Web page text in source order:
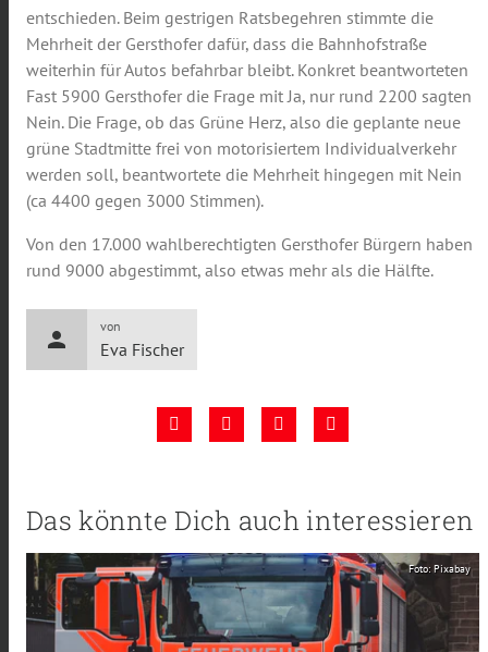
entschieden. Beim gestrigen Ratsbegehren stimmte die
Mehrheit der Gersthofer dafür, dass die Bahnhofstraße
weiterhin für Autos befahrbar bleibt. Konkret beantworteten
Fast 5900 Gersthofer die Frage mit Ja, nur rund 2200 sagten
Nein. Die Frage, ob das Grüne Herz, also die geplante neue
grüne Stadtmitte frei von motorisiertem Individualverkehr
werden soll, beantwortete die Mehrheit hingegen mit Nein
(ca 4400 gegen 3000 Stimmen).
Von den 17.000 wahlberechtigten Gersthofer Bürgern haben
rund 9000 abgestimmt, also etwas mehr als die Hälfte.
person
von
Eva Fischer
Das könnte Dich auch interessieren
Foto: Pixabay